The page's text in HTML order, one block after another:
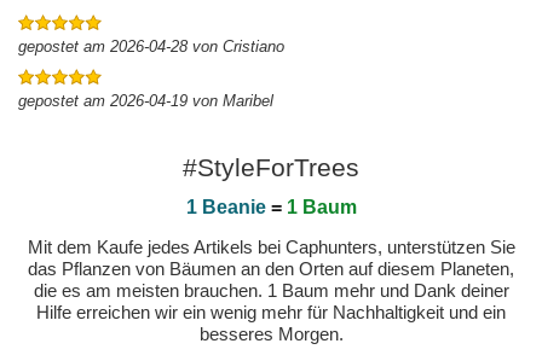
gepostet am 2026-04-28 von Cristiano
gepostet am 2026-04-19 von Maribel
#StyleForTrees
1 Beanie= 1 Baum
Mit dem Kaufe jedes Artikels bei Caphunters, unterstützen Sie
das Pflanzen von Bäumen an den Orten auf diesem Planeten,
die es am meisten brauchen. 1 Baum mehr und Dank deiner
Hilfe erreichen wir ein wenig mehr für Nachhaltigkeit und ein
besseres Morgen.